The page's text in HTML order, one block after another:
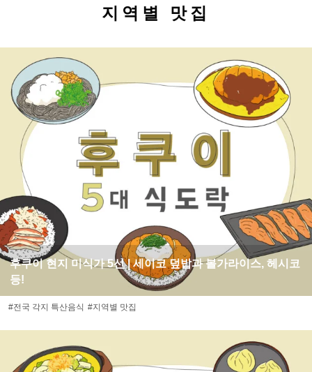
지역별 맛집
후쿠이 현지 미식가 5선 | 세이코 덮밥과 볼가라이스, 헤시코
등!
#전국 각지 특산음식 #지역별 맛집